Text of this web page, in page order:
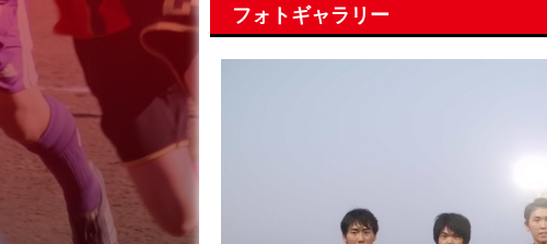
フォトギャラリー